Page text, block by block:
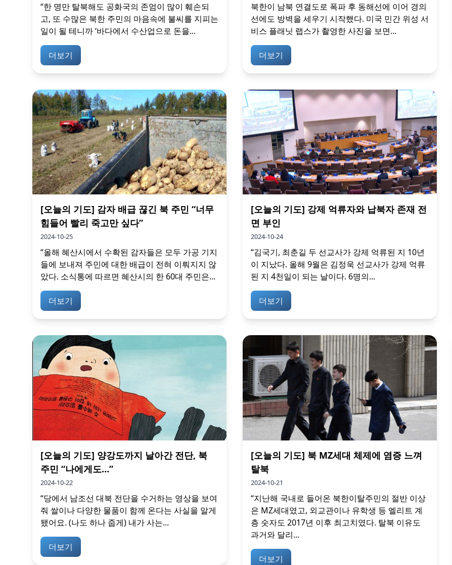
“한 명만 탈북해도 공화국의 존엄이 많이 훼손되
고, 또 수많은 북한 주민의 마음속에 불씨를 지피는
일이 될 테니까 ‘바다에서 수산업으로 돈을...
더보기
북한이 남북 연결도로 폭파 후 동해선에 이어 경의
선에도 방벽을 세우기 시작했다. 미국 민간 위성 서
비스 플래닛 랩스가 촬영한 사진을 보면...
더보기
[오늘의 기도] 감자 배급 끊긴 북 주민 “너무
힘들어 빨리 죽고만 싶다”
2024-10-25
“올해 혜산시에서 수확된 감자들은 모두 가공 기지
들에 보내져 주민에 대한 배급이 전혀 이뤄지지 않
았다. 소식통에 따르면 혜산시의 한 60대 주민은...
더보기
[오늘의 기도] 강제 억류자와 납북자 존재 전
면 부인
2024-10-24
“김국기, 최춘길 두 선교사가 강제 억류된 지 10년
이 지났다. 올해 9월은 김정욱 선교사가 강제 억류
된 지 4천일이 되는 날이다. 6명의...
더보기
[오늘의 기도] 양강도까지 날아간 전단, 북
주민 “나에게도…”
2024-10-22
“당에서 남조선 대북 전단을 수거하는 영상을 보여
줘 쌀이나 다양한 물품이 함께 온다는 사실을 알게
됐어요. (나도 하나 줍게) 내가 사는...
더보기
[오늘의 기도] 북 MZ세대 체제에 염증 느껴
탈북
2024-10-21
“지난해 국내로 들어온 북한이탈주민의 절반 이상
은 MZ세대였고, 외교관이나 유학생 등 엘리트 계
층 숫자도 2017년 이후 최고치였다. 탈북 이유도
과거와 달리...
더보기